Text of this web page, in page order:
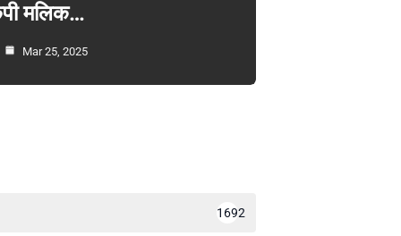
मलिक…
Mar 25, 2025
1692